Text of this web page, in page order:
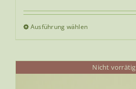
Ausführung wählenDieses
Produkt
mehrere
Nicht vorrätig